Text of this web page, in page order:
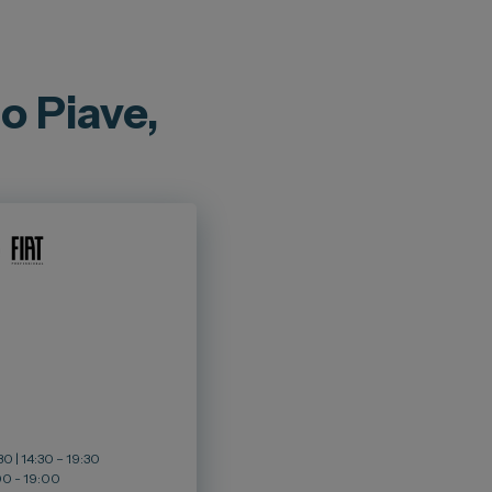
Piave,
| 14:30 – 19:30
- 19:00